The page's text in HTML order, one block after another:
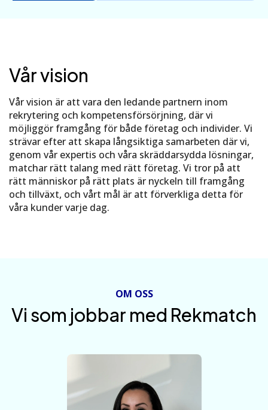
Vår vision
Vår vision är att vara den ledande partnern inom
rekrytering och kompetensförsörjning, där vi
möjliggör framgång för både företag och individer. Vi
strävar efter att skapa långsiktiga samarbeten där vi,
genom vår expertis och våra skräddarsydda lösningar,
matchar rätt talang med rätt företag. Vi tror på att
rätt människor på rätt plats är nyckeln till framgång
och tillväxt, och vårt mål är att förverkliga detta för
våra kunder varje dag.
OM OSS
Vi som jobbar med Rekmatch